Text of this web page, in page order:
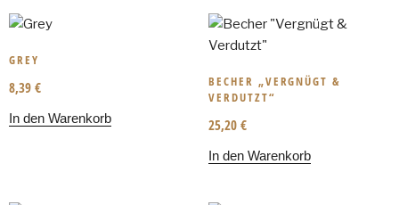
GREY
8,39 €
In den Warenkorb
BECHER „VERGNÜGT &
VERDUTZT“
25,20 €
In den Warenkorb